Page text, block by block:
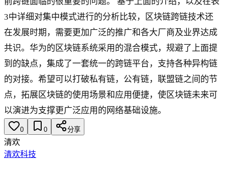
3中详细对集中模式进行的分析比较，区块链跨链技术还
在发展时期，需要更加广泛的推广和各大厂商及业界达成
共识。华为的区块链系统采用的混合模式，规避了上面提
到的缺点，集成了一套统一的跨链平台，支持各种异构链
的对接。希望可以打破私有链，公有链，联盟链之间的节
点，拓展区块链的使用场景和应用便捷，使区块链未来可
以演进为支撑更广泛应用的网络基础设施。
0 0 分享
清欢
清欢科技